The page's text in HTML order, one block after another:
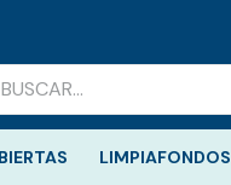
LIMPIAFONDOS